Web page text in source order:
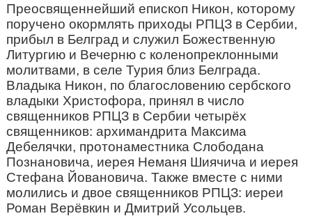
Преосвященнейший епископ Никон, которому
поручено окормлять приходы РПЦЗ в Сербии,
прибыл в Белград и служил Божественную
Литургию и Вечерню с коленопреклонными
молитвами, в селе Турия близ Белграда.
Владыка Никон, по благословению сербского
владыки Христофора, принял в число
священников РПЦЗ в Сербии четырёх
священников: архимандрита Максима
Дебелячки, протонаместника Слободана
Познановича, иерея Неманя Шиячича и иерея
Стефана Йовановича. Также вместе с ними
молились и двое священников РПЦЗ: иереи
Роман Верёвкин и Дмитрий Усольцев.